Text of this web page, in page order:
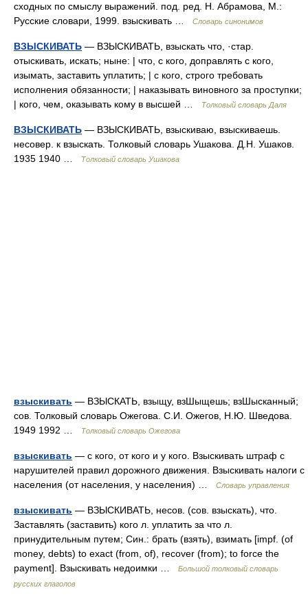
сходных по смыслу выражений. под. ред. Н. Абрамова, М.:
Русские словари, 1999. взыскивать …
Словарь синонимов
ВЗЫСКИВАТЬ — ВЗЫСКИВАТЬ, взыскать что, ·стар.
отыскивать, искать; ныне: | что, с кого, доправлять с кого,
изымать, заставить уплатить; | с кого, строго требовать
исполнения обязанности; | наказывать виновного за проступки;
| кого, чем, оказывать кому в высшей …
Толковый словарь Даля
ВЗЫСКИВАТЬ — ВЗЫСКИВАТЬ, взыскиваю, взыскиваешь.
несовер. к взыскать. Толковый словарь Ушакова. Д.Н. Ушаков.
1935 1940 …
Толковый словарь Ушакова
взыскивать — ВЗЫСКАТЬ, взыщу, взШыщешь; взШысканный;
сов. Толковый словарь Ожегова. С.И. Ожегов, Н.Ю. Шведова.
1949 1992 …
Толковый словарь Ожегова
взыскивать — с кого, от кого и у кого. Взыскивать штраф с
нарушителей правил дорожного движения. Взыскивать налоги с
населения (от населения, у населения) …
Словарь управления
взыскивать — ВЗЫСКИВАТЬ, несов. (сов. взыскать), что.
Заставлять (заставить) кого л. уплатить за что л.
принудительным путем; Син.: брать (взять), взимать [impf. (of
money, debts) to exact (from, of), recover (from); to force the
payment]. Взыскивать недоимки …
Большой толковый словарь
русских глаголов